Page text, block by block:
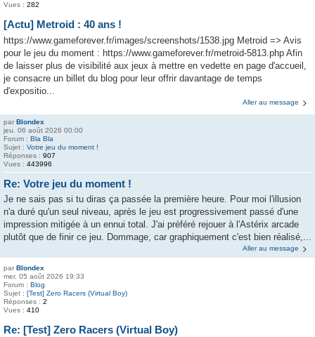
Vues : 282
[Actu] Metroid : 40 ans !
https://www.gameforever.fr/images/screenshots/1538.jpg Metroid => Avis
pour le jeu du moment : https://www.gameforever.fr/metroid-5813.php Afin
de laisser plus de visibilité aux jeux à mettre en vedette en page d'accueil,
je consacre un billet du blog pour leur offrir davantage de temps
d'expositio...
Aller au message
par Blondex
jeu. 06 août 2026 00:00
Forum : Bla Bla
Sujet : Votre jeu du moment !
Réponses : 907
Vues : 443996
Re: Votre jeu du moment !
Je ne sais pas si tu diras ça passée la première heure. Pour moi l'illusion
n'a duré qu'un seul niveau, après le jeu est progressivement passé d'une
impression mitigée à un ennui total. J'ai préféré rejouer à l'Astérix arcade
plutôt que de finir ce jeu. Dommage, car graphiquement c'est bien réalisé,...
Aller au message
par Blondex
mer. 05 août 2026 19:33
Forum : Blog
Sujet : [Test] Zero Racers (Virtual Boy)
Réponses : 2
Vues : 410
Re: [Test] Zero Racers (Virtual Boy)